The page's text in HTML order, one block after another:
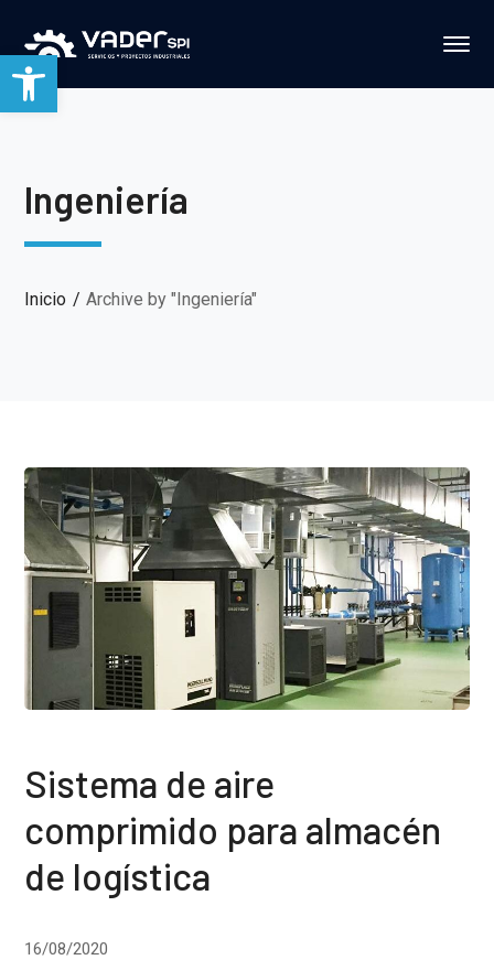
Abrir barra de herramientas
Ingeniería
Inicio Archive by "Ingeniería"
Sistema de aire
comprimido para almacén
de logística
16/08/2020